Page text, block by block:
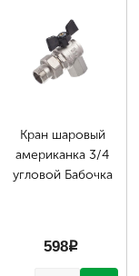
Кран шаровый
американка 3/4
угловой Бабочка
598p